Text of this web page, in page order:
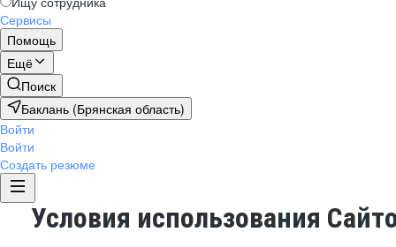
Сервисы
Помощь
Ещё
Поиск
Баклань (Брянская область)
Войти
Войти
Создать резюме
Условия использования